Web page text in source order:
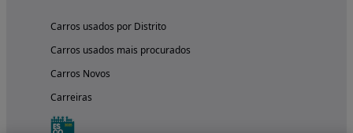
Carros usados por Distrito
Carros usados mais procurados
Carros Novos
Carreiras